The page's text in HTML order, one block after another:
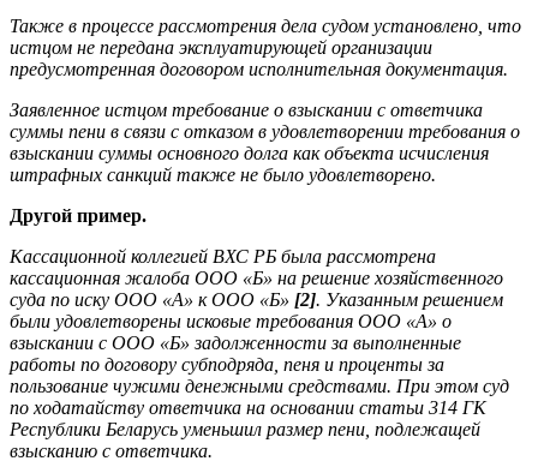
Также в процессе рассмотрения дела судом установлено, что
истцом не передана эксплуатирующей организации
предусмотренная договором исполнительная документация.
Заявленное истцом требование о взыскании с ответчика
суммы пени в связи с отказом в удовлетворении требования о
взыскании суммы основного долга как объекта исчисления
штрафных санкций также не было удовлетворено.
Другой пример.
Кассационной коллегией ВХС РБ была рассмотрена
кассационная жалоба ООО «Б» на решение хозяйственного
суда по иску ООО «А» к ООО «Б» [2]. Указанным решением
были удовлетворены исковые требования ООО «А» о
взыскании с ООО «Б» задолженности за выполненные
работы по договору субподряда, пеня и проценты за
пользование чужими денежными средствами. При этом суд
по ходатайству ответчика на основании статьи 314 ГК
Республики Беларусь уменьшил размер пени, подлежащей
взысканию с ответчика.